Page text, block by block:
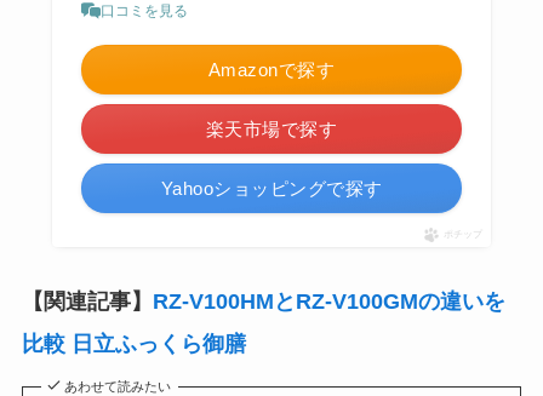
口コミを見る
Amazonで探す
楽天市場で探す
Yahooショッピングで探す
ポチップ
【関連記事】 RZ-V100HMとRZ-V100GMの違いを
比較 日立ふっくら御膳
あわせて読みたい